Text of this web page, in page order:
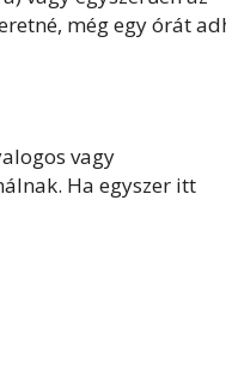
még egy órát
vagy
Ha egyszer itt